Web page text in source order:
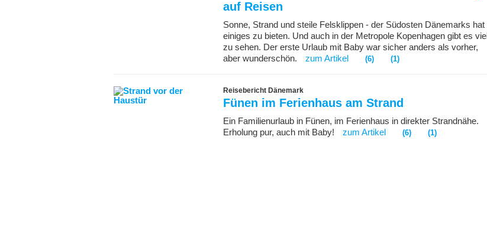
auf Reisen
Sonne, Strand und steile Felsklippen - der Südosten Dänemarks hat
einiges zu bieten. Und auch in der Metropole Kopenhagen gibt es viel
zu sehen. Der erste Urlaub mit Baby war sicher anders als vorher,
aber wunderschön.
zum Artikel (6) (1)
Reisebericht Dänemark
Fünen im Ferienhaus am Strand
Ein Familienurlaub in Fünen, im Ferienhaus in direkter Strandnähe.
Erholung pur, auch mit Baby!
zum Artikel (6) (1)